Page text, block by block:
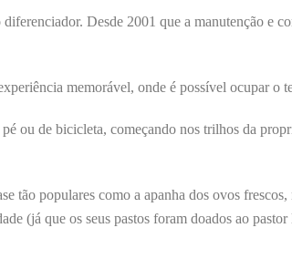
Desde 2001 que a manutenção e
memorável, onde é possível ocupar o
ou de bicicleta, começando nos trilhos da
tão populares como a apanha dos ovos
(já que os seus pastos foram doados ao